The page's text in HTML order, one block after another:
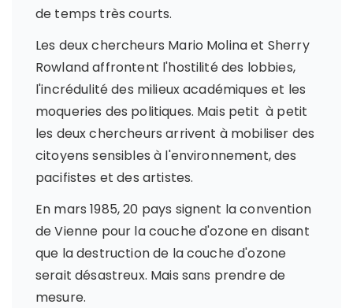
de temps très courts.
Les deux chercheurs Mario Molina et Sherry
Rowland affrontent l'hostilité des lobbies,
l'incrédulité des milieux académiques et les
moqueries des politiques. Mais petit à petit
les deux chercheurs arrivent à mobiliser des
citoyens sensibles à l'environnement, des
pacifistes et des artistes.
En mars 1985, 20 pays signent la convention
de Vienne pour la couche d'ozone en disant
que la destruction de la couche d'ozone
serait désastreux. Mais sans prendre de
mesure.